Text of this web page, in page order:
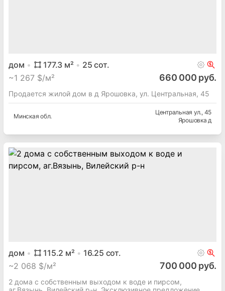
дом 177.3 м² 25 сот.
~1 267 $/м² 660 000 руб.
Продается жилой дом в д Ярошовка, ул. Центральная, 45
Минская обл.
Центральная ул., 45
Ярошовка д
дом 115.2 м² 16.25 сот.
~2 068 $/м² 700 000 руб.
2 дома с собственным выходом к воде и пирсом,